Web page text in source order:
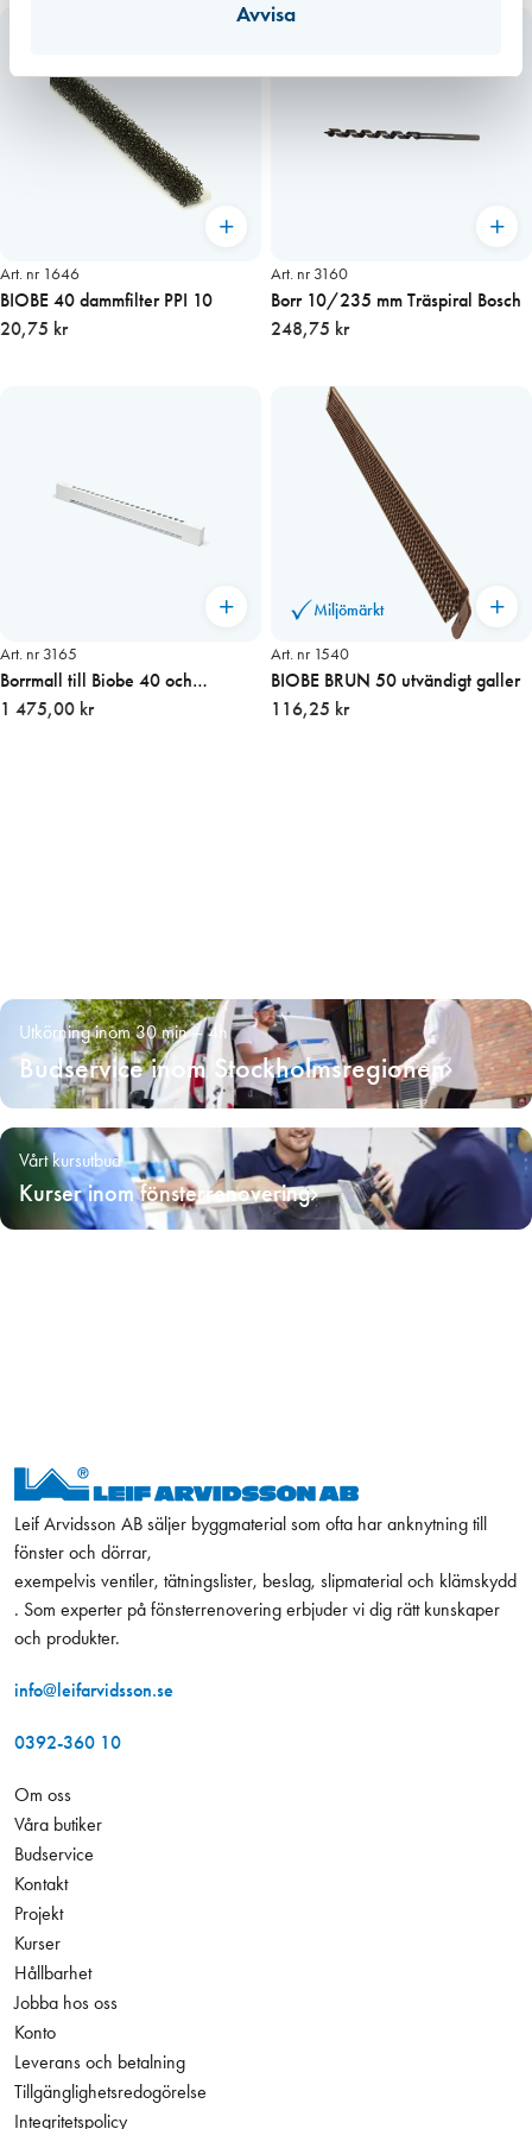
Avvisa
Art. nr 1646
BIOBE 40 dammfilter PPI 10
20,75 kr
Art. nr 3160
Borr 10/235 mm Träspiral Bosch
248,75 kr
Art. nr 3165
Borrmall till Biobe 40 och
Junior10
1 475,00 kr
Miljömärkt
Art. nr 1540
BIOBE BRUN 50 utvändigt galler
116,25 kr
Utkörning inom 30 min – 4h
Budservice inom Stockholmsregionen
Vårt kursutbud
Kurser inom fönsterrenovering
Leif Arvidsson AB säljer byggmaterial som ofta har anknytning till
fönster och dörrar,
exempelvis ventiler, tätningslister, beslag, slipmaterial och klämskydd
. Som experter på fönsterrenovering erbjuder vi dig rätt kunskaper
och produkter.
info@leifarvidsson.se
0392-360 10
Om oss
Våra butiker
Budservice
Kontakt
Projekt
Kurser
Hållbarhet
Jobba hos oss
Konto
Leverans och betalning
Tillgänglighetsredogörelse
Integritetspolicy